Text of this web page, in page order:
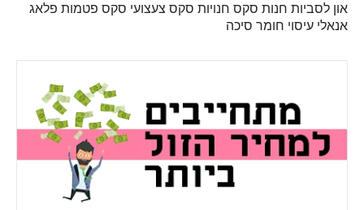
און לסביות חנות סקס חנויות סקס צעצועי סקס פטמות פלאג
אנאלי עיסוי חומר סיכה